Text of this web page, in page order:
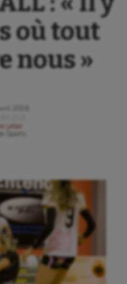
où tout
nous »
2016
Leber
Sports